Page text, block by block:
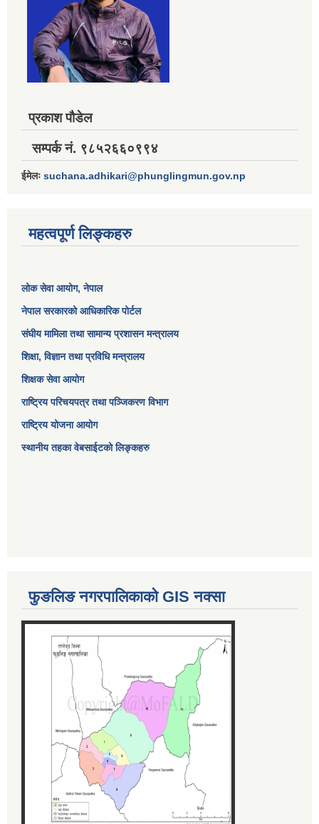
प्रकाश पौडेल
सम्पर्क नं. ९८५२६६०९९४
ईमेलः suchana.adhikari@phunglingmun.gov.np
महत्वपूर्ण लिङ्कहरु
लोक सेवा आयोग, नेपाल
नेपाल सरकारको आधिकारिक पोर्टल
संघीय मामिला तथा सामान्य प्रशासन मन्त्रालय
शिक्षा, विज्ञान तथा प्रविधि मन्त्रालय
शिक्षक सेवा आयोग
राष्ट्रिय परिचयपत्र तथा पञ्जिकरण विभाग
राष्ट्रिय योजना आयोग
स्थानीय तहका वेबसाईटको लिङ्कहरु
फुङलिङ नगरपालिकाको GIS नक्सा